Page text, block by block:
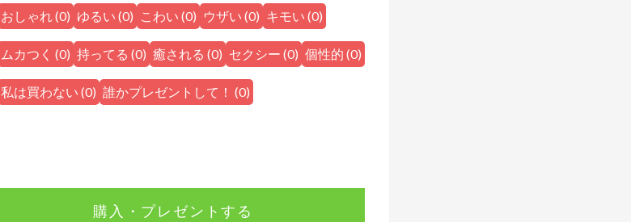
おしゃれ(0) ゆるい (0) こわい (0) ウザい (0) キモい (0)
ムカつく (0) 持ってる (0) 癒される (0) セクシー (0) 個性的 (0)
私は買わない (0) 誰かプレゼントして！ (0)
購入・プレゼントする